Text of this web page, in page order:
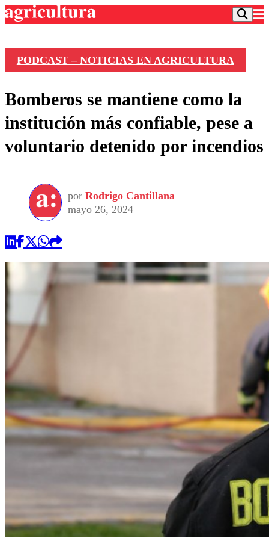
Frecuencias
Agricultura TV
Deportes
Colo Colo
Seleccion Chilena
Torneo Internacional
Universidad de Chile
Entretención
Economía
Internacional
Sustentabilidad
Publicaciones en medios
Opinión
PODCAST – NOTICIAS EN AGRICULTURA
Bomberos se mantiene como la
institución más confiable, pese a
voluntario detenido por incendios
por Rodrigo Cantillana
mayo 26, 2024